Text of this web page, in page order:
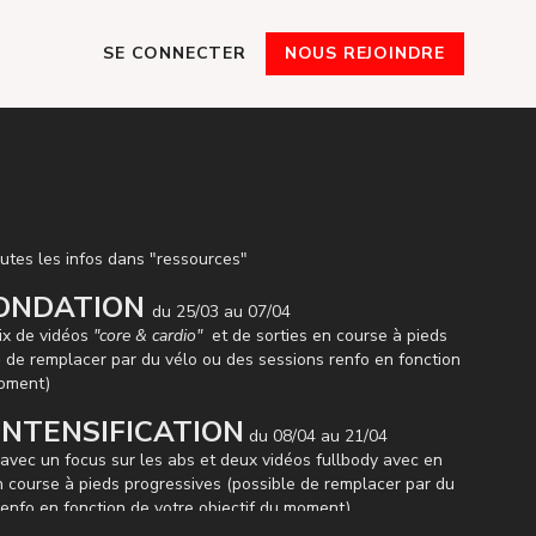
SE CONNECTER NOUS REJOINDRE
les infos dans "ressources"
du 25/03 au 07/04
de vidéos "core & cardio"et de sorties en course à pieds
remplacer par du vélo ou des sessions renfo en fonction
du 08/04 au 21/04
un focus sur les abs et deux vidéos fullbody avec en
à pieds progressives (possible de remplacer par du
en fonction de votre objectif du moment)